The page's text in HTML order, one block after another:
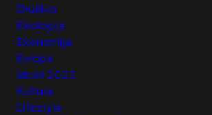
Društvo
Ekologija
Ekonomija
Evropa
Izbori 2023
Kultura
Lifestyle